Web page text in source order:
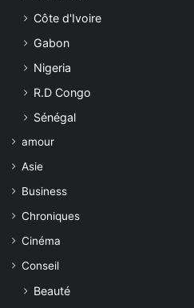
Côte d'Ivoire
Gabon
Nigeria
R.D Congo
Sénégal
amour
Asie
Business
Chroniques
Cinéma
Conseil
Beauté